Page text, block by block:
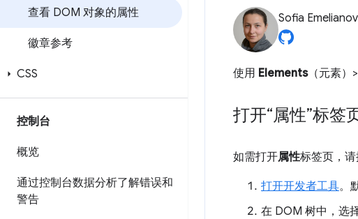
查看 DOM 对象的属性
徽章参考
CSS
控制台
概览
通过控制台数据分析了解错误和
警告
Sofia
使用 Elements（元素）>
打开“属性”标签
如需打开属性标签页，请
打开开发者工具。
在 DOM 树中，选